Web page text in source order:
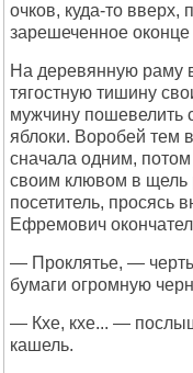
очков, куда-то вверх,
зарешеченное
На деревянную раму
тягостную тишину
мужчину пошевелить
яблоки. Воробей тем
сначала одним,
своим клювом в щель
посетитель, просясь
Ефремович
— Проклятье, —
бумаги огромную
— Кхе, кхе... —
кашель.